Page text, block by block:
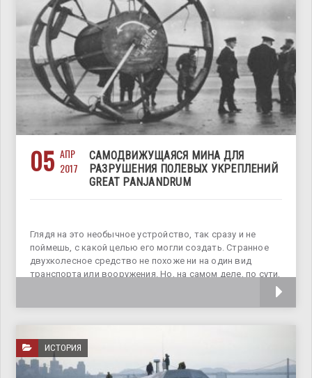
05 АПР
2017
САМОДВИЖУЩАЯСЯ МИНА ДЛЯ
РАЗРУШЕНИЯ ПОЛЕВЫХ УКРЕПЛЕНИЙ
GREAT PANJANDRUM
Глядя на это необычное устройство, так сразу и не
поймешь, с какой целью его могли создать. Странное
двухколесное средство не похоже ни на один вид
транспорта или вооружения. Но, на самом деле, по сути,
ИСТОРИЯ